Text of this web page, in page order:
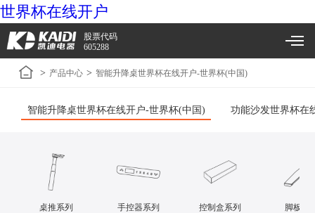
世界杯在线开户
股票代码
605288
> 产品中心 > 智能升降桌世界杯在线开户-世界杯(中国)
智能升降桌世界杯在线开户-世界杯(中国) 功能沙发世界杯在
桌推系列 手控器系列 控制盒系列 脚板系